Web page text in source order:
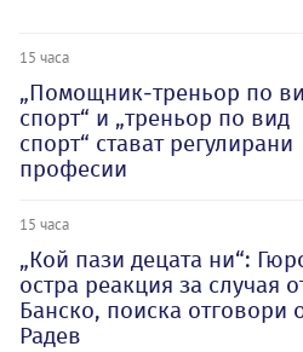
15 часа
„Помощник-треньор по
спорт“ и „треньор по вид
спорт“ стават регулирани
професии
15 часа
„Кой пази децата ни“:
остра реакция за случая
Банско, поиска отговори
Радев